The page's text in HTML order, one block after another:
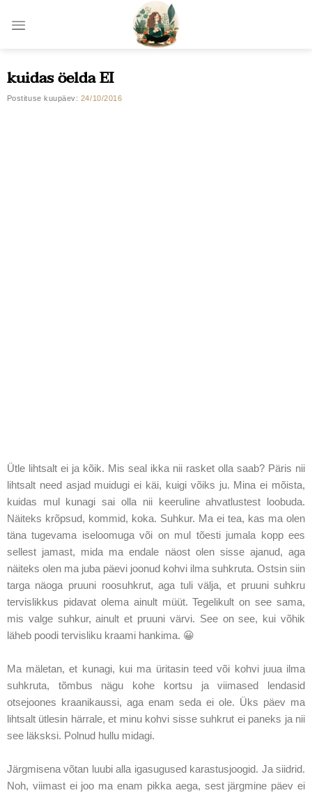
kuidas öelda EI
Postituse kuupäev: 24/10/2016
Ütle lihtsalt ei ja kõik. Mis seal ikka nii rasket olla saab? Päris nii
lihtsalt need asjad muidugi ei käi, kuigi võiks ju. Mina ei mõista,
kuidas mul kunagi sai olla nii keeruline ahvatlustest loobuda.
Näiteks krõpsud, kommid, koka. Suhkur. Ma ei tea, kas ma olen
täna tugevama iseloomuga või on mul tõesti jumala kopp ees
sellest jamast, mida ma endale näost olen sisse ajanud, aga
näiteks olen ma juba päevi joonud kohvi ilma suhkruta. Ostsin siin
targa näoga pruuni roosuhkrut, aga tuli välja, et pruuni suhkru
tervislikkus pidavat olema ainult müüt. Tegelikult on see sama,
mis valge suhkur, ainult et pruuni värvi. See on see, kui võhik
läheb poodi tervisliku kraami hankima. 😀
Ma mäletan, et kunagi, kui ma üritasin teed või kohvi juua ilma
suhkruta, tõmbus nägu kohe kortsu ja viimased lendasid
otsejoones kraanikaussi, aga enam seda ei ole. Üks päev ma
lihtsalt ütlesin härrale, et minu kohvi sisse suhkrut ei paneks ja nii
see läksksi. Polnud hullu midagi.
Järgmisena võtan luubi alla igasugused karastusjoogid. Ja siidrid.
Noh, viimast ei joo ma enam pikka aega, sest järgmine päev ei